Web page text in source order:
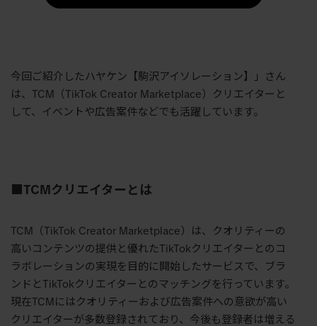
今回ご紹介したハヤケン【駒沢アイソレーション】」さん
は、TCM（
TikTok Creator Marketplace ）クリエイターと
して、イベントや広告案件などでも活躍しています。
TCM クリエイターとは
TCM（ TikTok Creator Marketplace ）は、クオリティーの
高いコンテンツの提供と優れたTikTok クリエイターとのコ
ラボレーションの実現を目的に開始したサービスで、ブラ
ンドと TikTok クリエイターとのマッチングを行っています。
現在TCM にはクオリティーおよび広告案件への意欲が高い
クリエイターが多数登録されており、今後も登録者は増える